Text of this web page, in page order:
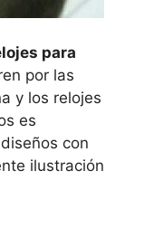
para
por las
y los relojes
es
con
ilustración